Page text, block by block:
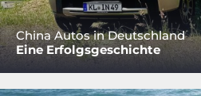
China Autos in Deutschland
Eine Erfolgsgeschichte